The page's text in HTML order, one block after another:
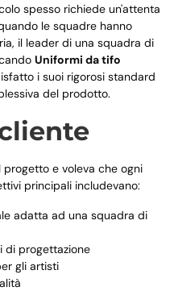
spesso richiede un'attenta
le squadre hanno
il leader di una squadra di
Uniformi da tifo
i suoi rigorosi standard
del prodotto.
e voleva che ogni
principali includevano:
adatta ad una squadra di
di progettazione
gli artisti